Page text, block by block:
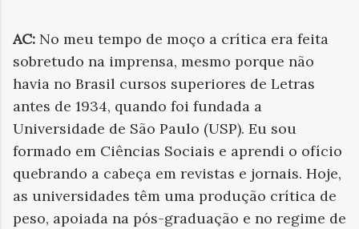
AC: No meu tempo de moço a crítica era feita
sobretudo na imprensa, mesmo porque não
havia no Brasil cursos superiores de Letras
antes de 1934, quando foi fundada a
Universidade de São Paulo (USP). Eu sou
formado em Ciências Sociais e aprendi o ofício
quebrando a cabeça em revistas e jornais. Hoje,
as universidades têm uma produção crítica de
peso, apoiada na pós-graduação e no regime de